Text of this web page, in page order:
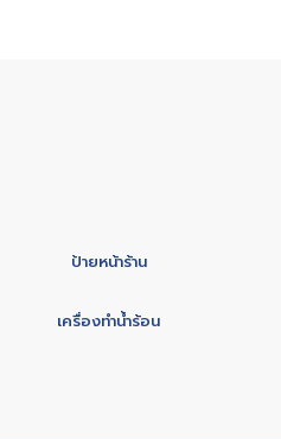
ป้ายหน้าร้าน
เครื่องทำน้ำร้อน